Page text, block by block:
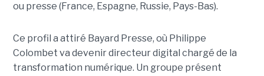
ou presse (France, Espagne, Russie, Pays-Bas).
Ce profil a attiré Bayard Presse, où Philippe
Colombet va devenir directeur digital chargé de la
transformation numérique. Un groupe présent